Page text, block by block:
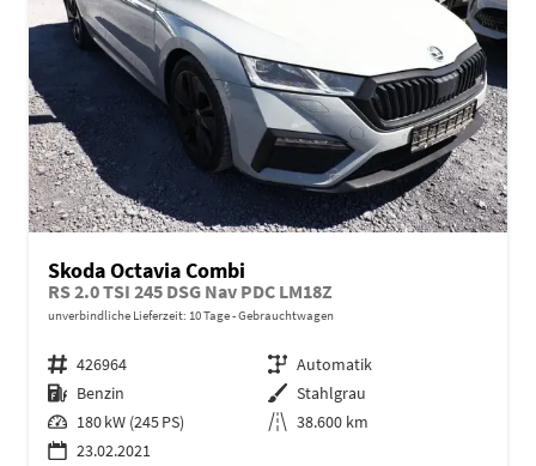
Skoda Octavia Combi
RS 2.0 TSI 245 DSG Nav PDC LM18Z
unverbindliche Lieferzeit: 10 Tage Gebrauchtwagen
Fahrzeugnr. 426964 Getriebe Automatik
Kraftstoff Benzin Außenfarbe Stahlgrau
Leistung 180 kW (245 PS) Kilometerstand 38.600 km
23.02.2021